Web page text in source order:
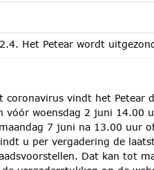
Het Petear wordt
vindt het Petear
vóór woensdag 2 juni 14.00
7 juni na 13.00 uur
u per vergadering de
Dat kan tot